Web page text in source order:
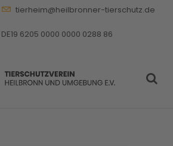
tierheim@heilbronner-tierschutz.de
6205 0000 0000 0288 86